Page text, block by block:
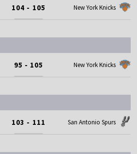
104 - 105 New York Knicks
95 - 105 New York Knicks
103 - 111 San Antonio Spurs